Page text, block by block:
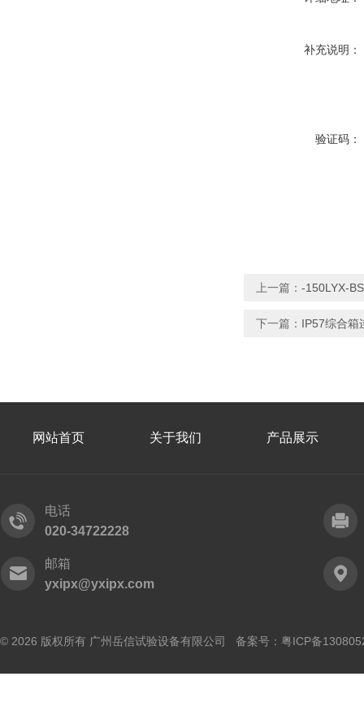
补充说明：
验证码：
上一篇： -150LYX-
下一篇： IP57综合箱
网站首页 关于我们 产品展示
电话
020-34722228
邮箱
yxipx@yxipx.com
© 2026 版权所有 广州岳信试验设备有限公司 备案号： 粤ICP备